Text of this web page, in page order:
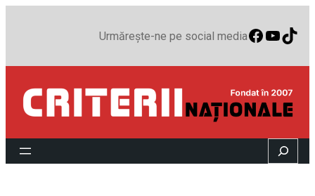
Urmărește-ne pe social media
Search